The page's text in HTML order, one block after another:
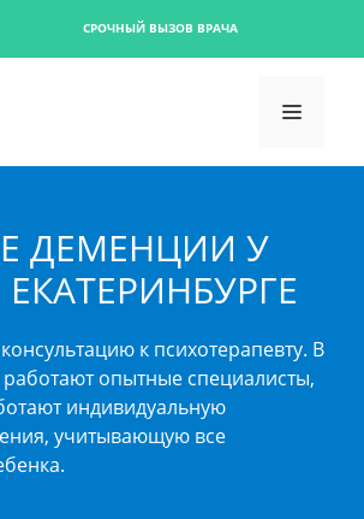
СРОЧНЫЙ ВЫЗОВ ВРАЧА
ДЕМЕНЦИИ У
к психотерапевту. В
опытные специалисты,
индивидуальную
учитывающую все